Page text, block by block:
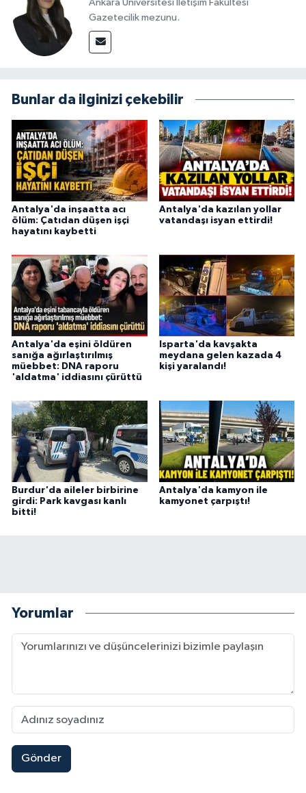
Ankara Üniversitesi İletişim Fakültesi
Gazetecilik mezunu.
Bunlar da ilginizi çekebilir
Antalya'da inşaatta acı
ölüm: Çatıdan düşen işçi
hayatını kaybetti
Antalya'da kazılan yollar
vatandaşı isyan ettirdi!
Antalya'da eşini öldüren
sanığa ağırlaştırılmış
müebbet: DNA raporu
'aldatma' iddiasını çürüttü
Isparta'da kavşakta
meydana gelen kazada 4
kişi yaralandı!
Burdur'da aileler birbirine
girdi: Park kavgası kanlı
bitti!
Antalya'da kamyon ile
kamyonet çarpıştı!
Yorumlar
Gönder